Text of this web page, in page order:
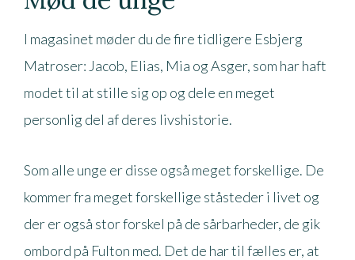
I magasinet møder du de fire tidligere Esbjerg
Matroser: Jacob, Elias, Mia og Asger, som har haft
modet til at stille sig op og dele en meget
personlig del af deres livshistorie.
Som alle unge er disse også meget forskellige. De
kommer fra meget forskellige ståsteder i livet og
der er også stor forskel på de sårbarheder, de gik
ombord på Fulton med. Det de har til fælles er, at